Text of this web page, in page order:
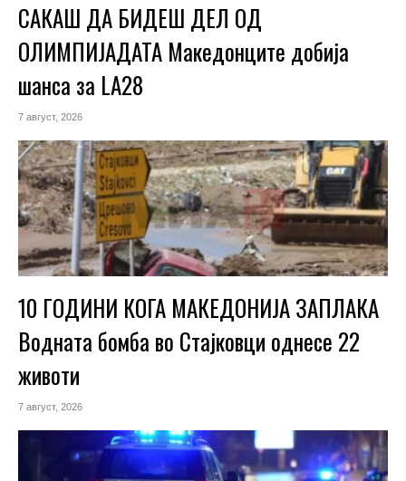
САКАШ ДА БИДЕШ ДЕЛ ОД
ОЛИМПИЈАДАТА Македонците добија
шанса за LA28
7 август, 2026
10 ГОДИНИ КОГА МАКЕДОНИЈА ЗАПЛАКА
Водната бомба во Стајковци однесе 22
животи
7 август, 2026